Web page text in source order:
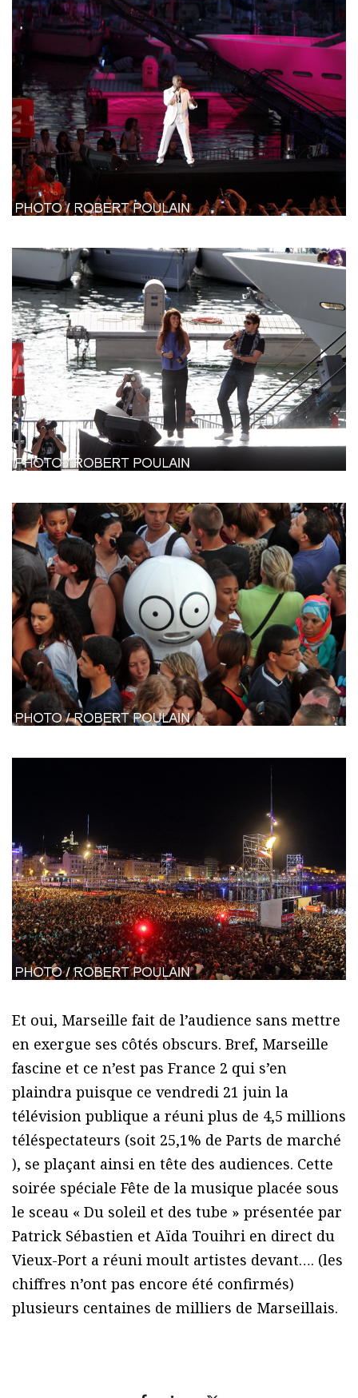
Et oui, Marseille fait de l’audience sans mettre
en exergue ses côtés obscurs. Bref, Marseille
fascine et ce n’est pas France 2 qui s’en
plaindra puisque ce vendredi 21 juin la
télévision publique a réuni plus de 4,5 millions
téléspectateurs (soit 25,1% de Parts de marché
), se plaçant ainsi en tête des audiences. Cette
soirée spéciale Fête de la musique placée sous
le sceau « Du soleil et des tube » présentée par
Patrick Sébastien et Aïda Touihri en direct du
Vieux-Port a réuni moult artistes devant…. (les
chiffres n’ont pas encore été confirmés)
plusieurs centaines de milliers de Marseillais.